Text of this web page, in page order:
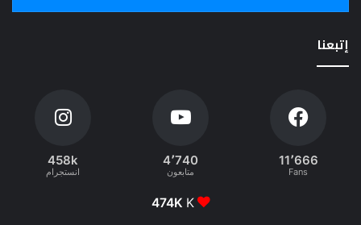
إتبعنا
11٬666
Fans
4٬740
متابعون
458k
انستجرام
474K K